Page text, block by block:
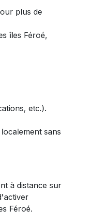
plus de
îles Féroé,
etc.).
sans
à distance sur
Féroé.